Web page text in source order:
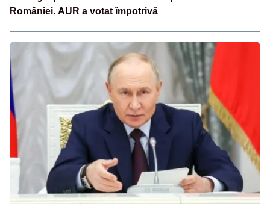
României. AUR a votat împotrivă